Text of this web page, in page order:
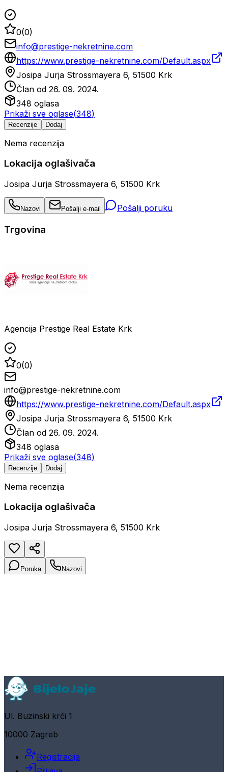
0(0)
info@prestige-nekretnine.com
https://www.prestige-nekretnine.com/Default.aspx
Josipa Jurja Strossmayera 6, 51500 Krk
Član od 26. 09. 2024.
348 oglasa
Prikaži sve oglase(348)
Recenzije Dodaj
Nema recenzija
Lokacija oglašivača
Josipa Jurja Strossmayera 6, 51500 Krk
Nazovi Pošalji e-mail Pošalji poruku
Trgovina
Agencija Prestige Real Estate Krk
0(0)
info@prestige-nekretnine.com
https://www.prestige-nekretnine.com/Default.aspx
Josipa Jurja Strossmayera 6, 51500 Krk
Član od 26. 09. 2024.
348 oglasa
Prikaži sve oglase(348)
Recenzije Dodaj
Nema recenzija
Lokacija oglašivača
Josipa Jurja Strossmayera 6, 51500 Krk
Poruka Nazovi
Ul. Buzinski krči 1
10000 Zagreb
Registracija